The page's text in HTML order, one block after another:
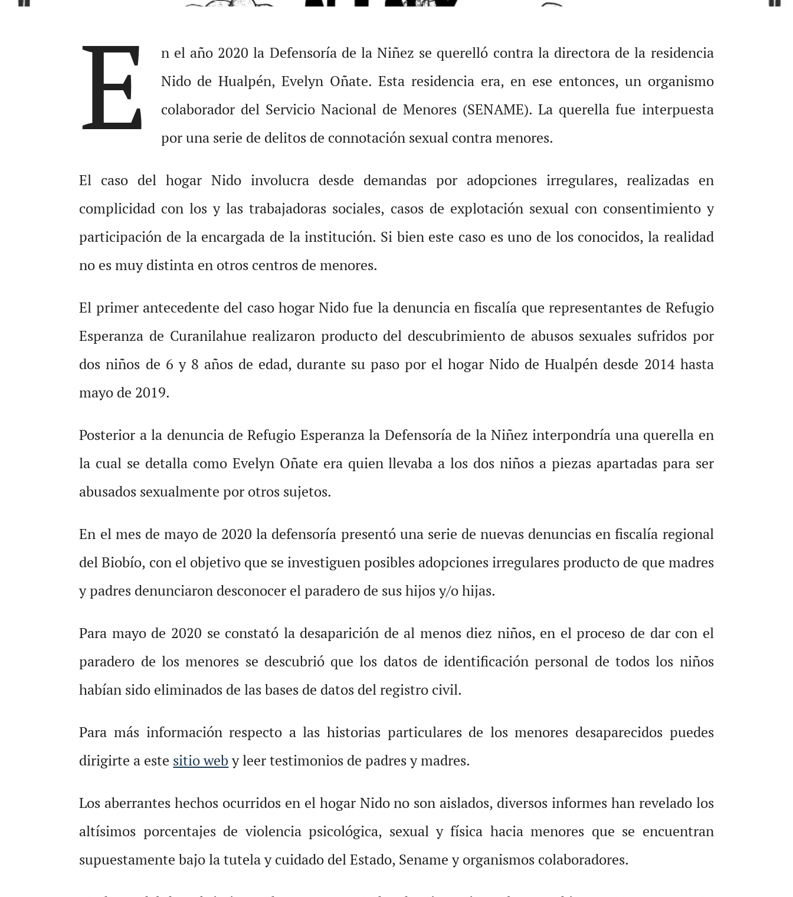
E
n el año 2020 la Defensoría de la Niñez se querelló contra la directora de la residencia
Nido de Hualpén, Evelyn Oñate. Esta residencia era, en ese entonces, un organismo
colaborador del Servicio Nacional de Menores (SENAME). La querella fue interpuesta
por una serie de delitos de connotación sexual contra menores.
El caso del hogar Nido involucra desde demandas por adopciones irregulares, realizadas en
complicidad con los y las trabajadoras sociales, casos de explotación sexual con consentimiento y
participación de la encargada de la institución. Si bien este caso es uno de los conocidos, la realidad
no es muy distinta en otros centros de menores.
El primer antecedente del caso hogar Nido fue la denuncia en fiscalía que representantes de Refugio
Esperanza de Curanilahue realizaron producto del descubrimiento de abusos sexuales sufridos por
dos niños de 6 y 8 años de edad, durante su paso por el hogar Nido de Hualpén desde 2014 hasta
mayo de 2019.
Posterior a la denuncia de Refugio Esperanza la Defensoría de la Niñez interpondría una querella en
la cual se detalla como Evelyn Oñate era quien llevaba a los dos niños a piezas apartadas para ser
abusados sexualmente por otros sujetos.
En el mes de mayo de 2020 la defensoría presentó una serie de nuevas denuncias en fiscalía regional
del Biobío, con el objetivo que se investiguen posibles adopciones irregulares producto de que madres
y padres denunciaron desconocer el paradero de sus hijos y/o hijas.
Para mayo de 2020 se constató la desaparición de al menos diez niños, en el proceso de dar con el
paradero de los menores se descubrió que los datos de identificación personal de todos los niños
habían sido eliminados de las bases de datos del registro civil.
Para más información respecto a las historias particulares de los menores desaparecidos puedes
dirigirte a este sitio weby leer testimonios de padres y madres.
Los aberrantes hechos ocurridos en el hogar Nido no son aislados, diversos informes han revelado los
altísimos porcentajes de violencia psicológica, sexual y física hacia menores que se encuentran
supuestamente bajo la tutela y cuidado del Estado, Sename y organismos colaboradores.